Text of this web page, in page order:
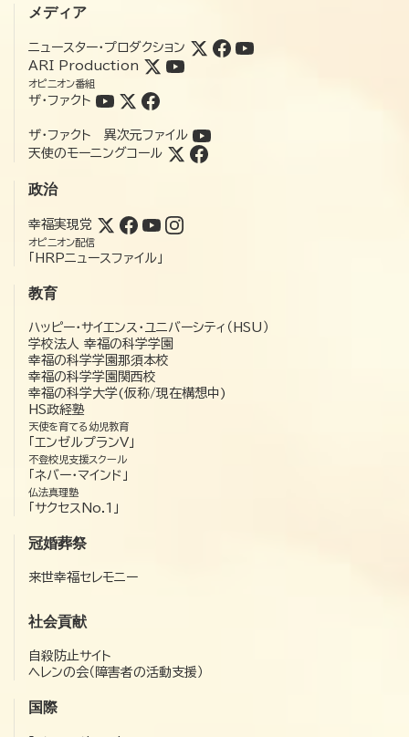
メディア
ニュースター・プロダクション
ARI Production
オピニオン番組
ザ・ファクト
ザ・ファクト 異次元ファイル
天使のモーニングコール
政治
幸福実現党
オピニオン配信
「HRPニュースファイル」
教育
ハッピー・サイエンス・ユニバーシティ（HSU）
学校法人 幸福の科学学園
幸福の科学学園那須本校
幸福の科学学園関西校
幸福の科学大学(仮称/現在構想中)
HS政経塾
天使を育てる幼児教育
「エンゼルプランV」
不登校児支援スクール
「ネバー・マインド」
仏法真理塾
「サクセスNo.1」
冠婚葬祭
来世幸福セレモニー
社会貢献
自殺防止サイト
ヘレンの会（障害者の活動支援）
国際